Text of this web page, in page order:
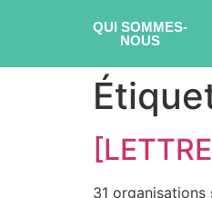
QUI SOMMES-
NOUS
31 organisations